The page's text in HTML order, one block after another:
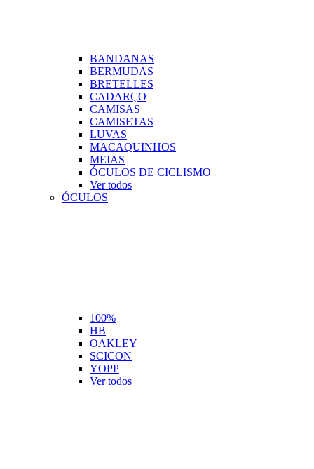
BANDANAS
BERMUDAS
BRETELLES
CADARÇO
CAMISAS
CAMISETAS
LUVAS
MACAQUINHOS
MEIAS
ÓCULOS DE CICLISMO
Ver todos
ÓCULOS
100%
HB
OAKLEY
SCICON
YOPP
Ver todos